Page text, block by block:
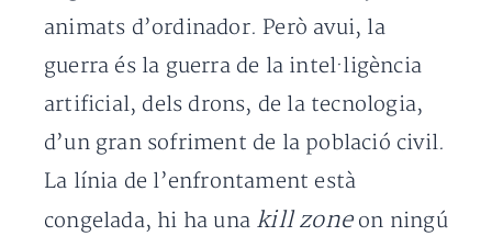
animats d’ordinador. Però avui, la
guerra és la guerra de la intel·ligència
artificial, dels drons, de la tecnologia,
d’un gran sofriment de la població civil.
La línia de l’enfrontament està
congelada, hi ha una kill zoneon ningú